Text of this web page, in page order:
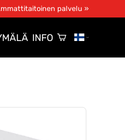
palvelu »
INFO